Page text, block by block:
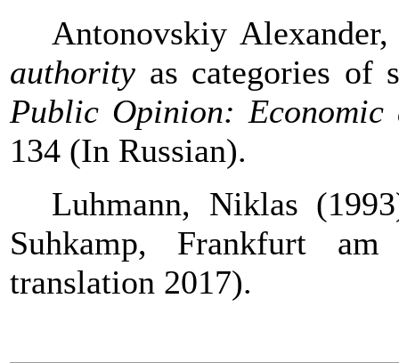
AntonovskiyAlexander,
authority as categories of
Public Opinion: Economic
134 (In Russian).
Luhmann, Niklas
Suhkamp, Frankfurt am
translation 2017).